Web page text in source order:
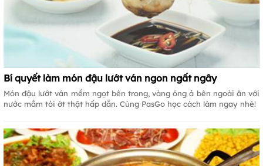
Bí quyết làm món đậu lướt ván ngon ngất ngây
Món đậu lướt ván mềm ngọt bên trong, vàng óng ả bên ngoài ăn với
nước mắm tỏi ớt thật hấp dẫn. Cùng PasGo học cách làm ngay nhé!